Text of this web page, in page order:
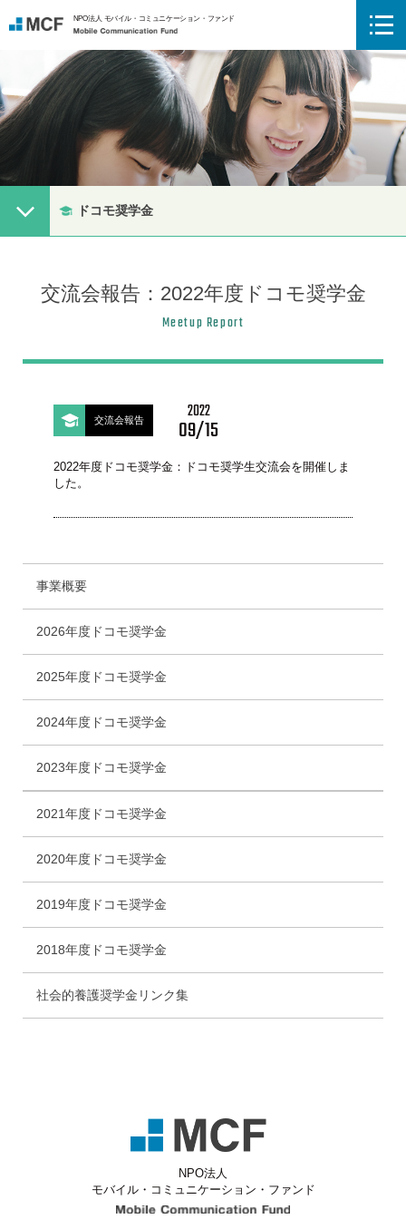
NPO法人 モバイル・コミュニケーション・ファンド
ドコモ奨学金
交流会報告：2022年度ドコモ奨学金
Meetup Report
交流会報告 2022
09/15
2022年度ドコモ奨学金：ドコモ奨学生交流会を開催しま
した。
事業概要
2026年度ドコモ奨学金
2025年度ドコモ奨学金
2024年度ドコモ奨学金
2023年度ドコモ奨学金
2021年度ドコモ奨学金
2020年度ドコモ奨学金
2019年度ドコモ奨学金
2018年度ドコモ奨学金
社会的養護奨学金リンク集
NPO法人
モバイル・コミュニケーション・ファンド